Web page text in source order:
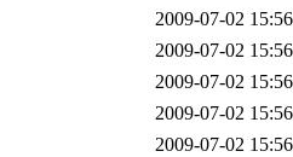
2009-07-02 15:56
2009-07-02 15:56
2009-07-02 15:56
2009-07-02 15:56
2009-07-02 15:56